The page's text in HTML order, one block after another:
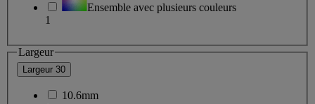
Ensemble avec plusieurs couleurs
1
Largeur
Largeur 30
10.6mm